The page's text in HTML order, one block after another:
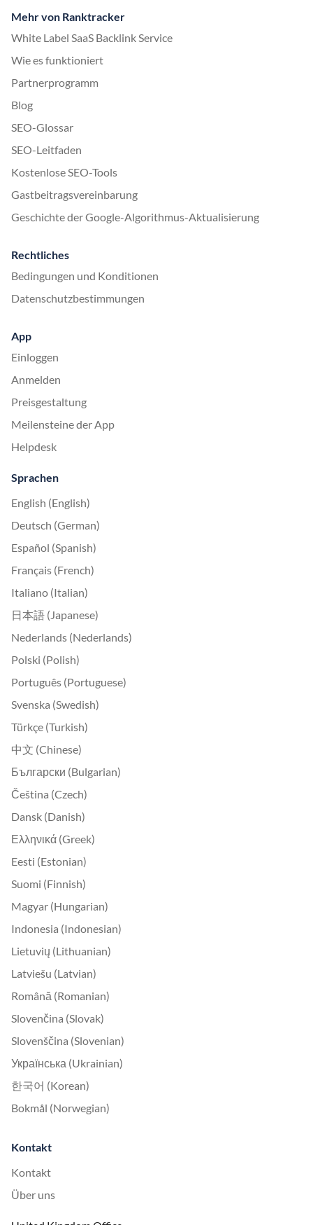
Mehr von Ranktracker
White Label SaaS Backlink Service
Wie es funktioniert
Partnerprogramm
Blog
SEO-Glossar
SEO-Leitfaden
Kostenlose SEO-Tools
Gastbeitragsvereinbarung
Geschichte der Google-Algorithmus-Aktualisierung
Rechtliches
Bedingungen und Konditionen
Datenschutzbestimmungen
App
Einloggen
Anmelden
Preisgestaltung
Meilensteine der App
Helpdesk
Sprachen
English (English)
Deutsch (German)
Español (Spanish)
Français (French)
Italiano (Italian)
日本語 (Japanese)
Nederlands (Nederlands)
Polski (Polish)
Português (Portuguese)
Svenska (Swedish)
Türkçe (Turkish)
中文 (Chinese)
Български (Bulgarian)
Čeština (Czech)
Dansk (Danish)
Ελληνικά (Greek)
Eesti (Estonian)
Suomi (Finnish)
Magyar (Hungarian)
Indonesia (Indonesian)
Lietuvių (Lithuanian)
Latviešu (Latvian)
Română (Romanian)
Slovenčina (Slovak)
Slovenščina (Slovenian)
Українська (Ukrainian)
한국어 (Korean)
Bokmål (Norwegian)
Kontakt
Kontakt
Über uns